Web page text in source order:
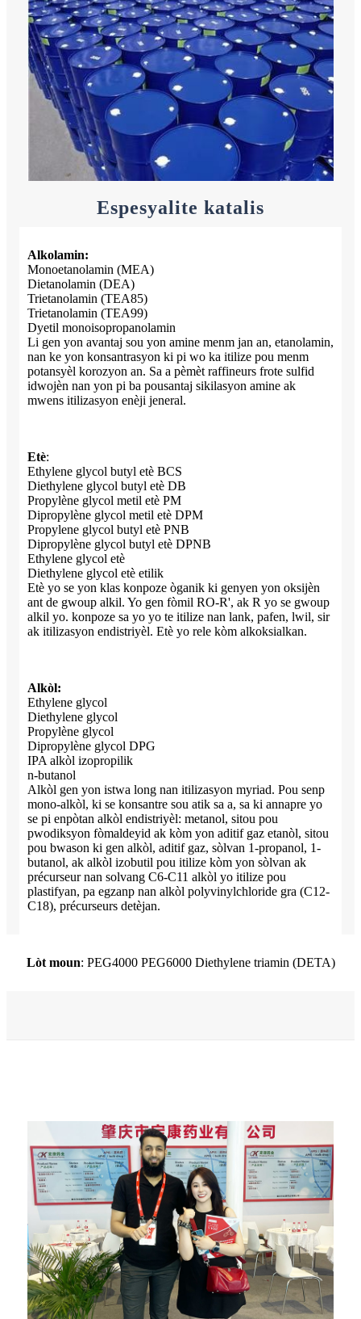
Espesyalite katalis
Alkolamin:
Monoetanolamin (MEA)
Dietanolamin (DEA)
Trietanolamin (TEA85)
Trietanolamin (TEA99)
Dyetil monoisopropanolamin
Li gen yon avantaj sou yon amine menm jan an, etanolamin,
nan ke yon konsantrasyon ki pi wo ka itilize pou menm
potansyèl korozyon an. Sa a pèmèt raffineurs frote sulfid
idwojèn nan yon pi ba pousantaj sikilasyon amine ak
mwens itilizasyon enèji jeneral.
Etè:
Ethylene glycol butyl etè BCS
Diethylene glycol butyl etè DB
Propylène glycol metil etè PM
Dipropylène glycol metil etè DPM
Propylene glycol butyl etè PNB
Dipropylène glycol butyl etè DPNB
Ethylene glycol etè
Diethylene glycol etè etilik
Etè yo se yon klas konpoze òganik ki genyen yon oksijèn
ant de gwoup alkil. Yo gen fòmil RO-R', ak R yo se gwoup
alkil yo. konpoze sa yo yo te itilize nan lank, pafen, lwil, sir
ak itilizasyon endistriyèl. Etè yo rele kòm alkoksialkan.
Alkòl:
Ethylene glycol
Diethylene glycol
Propylène glycol
Dipropylène glycol DPG
IPA alkòl izopropilik
n-butanol
Alkòl gen yon istwa long nan itilizasyon myriad. Pou senp
mono-alkòl, ki se konsantre sou atik sa a, sa ki annapre yo
se pi enpòtan alkòl endistriyèl: metanol, sitou pou
pwodiksyon fòmaldeyid ak kòm yon aditif gaz etanòl, sitou
pou bwason ki gen alkòl, aditif gaz, sòlvan 1-propanol, 1-
butanol, ak alkòl izobutil pou itilize kòm yon sòlvan ak
précurseur nan solvang C6-C11 alkòl yo itilize pou
plastifyan, pa egzanp nan alkòl polyvinylchloride gra (C12-
C18), précurseurs detèjan.
Lòt moun: PEG4000 PEG6000 Diethylene triamin (DETA)